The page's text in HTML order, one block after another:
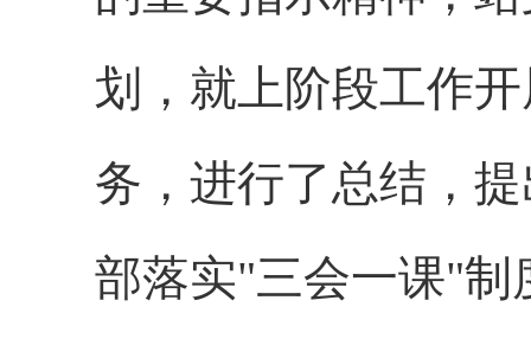
划，就上阶段工作
务，进行了总结，
部落实"三会一课"制